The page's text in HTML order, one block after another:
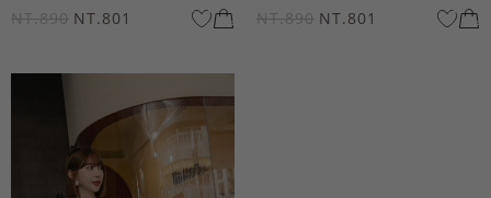
NT.890 NT.801 NT.890 NT.801